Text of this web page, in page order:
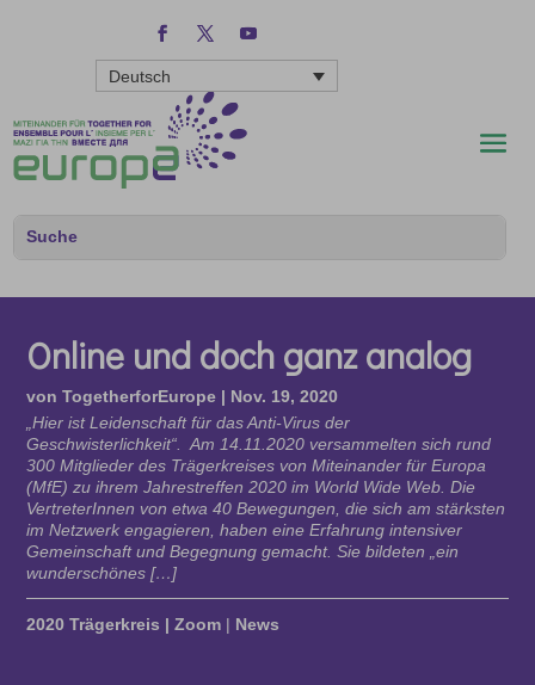
Deutsch
Online und doch ganz analog
vonTogetherforEurope | Nov. 19, 2020
„Hier ist Leidenschaft für das Anti-Virus der
Geschwisterlichkeit“. Am 14.11.2020 versammelten sich rund
300 Mitglieder des Trägerkreises von Miteinander für Europa
(MfE) zu ihrem Jahrestreffen 2020 im World Wide Web. Die
VertreterInnen von etwa 40 Bewegungen, die sich am stärksten
im Netzwerk engagieren, haben eine Erfahrung intensiver
Gemeinschaft und Begegnung gemacht. Sie bildeten „ein
wunderschönes […]
2020 Trägerkreis | Zoom | News